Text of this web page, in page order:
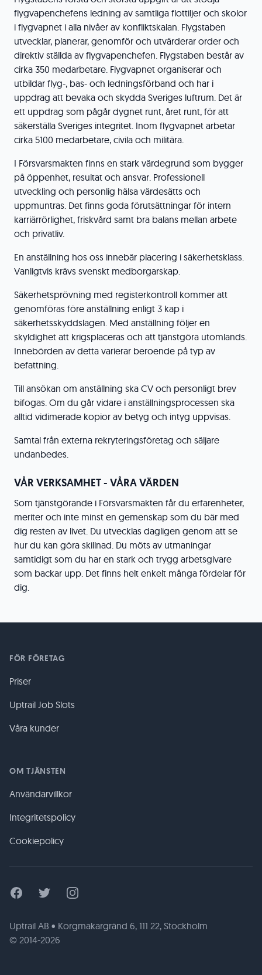
flygvapenchefens ledning av samtliga flottiljer och skolor
i flygvapnet i alla nivåer av konfliktskalan. Flygstaben
utvecklar, planerar, genomför och utvärderar order och
direktiv ställda av flygvapenchefen. Flygstaben består av
cirka 350 medarbetare. Flygvapnet organiserar och
utbildar flyg-, bas- och ledningsförband och har i
uppdrag att bevaka och skydda Sveriges luftrum. Det är
ett uppdrag som pågår dygnet runt, året runt, för att
säkerställa Sveriges integritet. Inom flygvapnet arbetar
cirka 5100 medarbetare, civila och militära.
I Försvarsmakten finns en stark värdegrund som bygger
på öppenhet, resultat och ansvar. Professionell
utveckling och personlig hälsa värdesätts och
uppmuntras. Det finns goda förutsättningar för intern
karriärrörlighet, friskvård samt bra balans mellan arbete
och privatliv.
En anställning hos oss innebär placering i säkerhetsklass.
Vanligtvis krävs svenskt medborgarskap.
Säkerhetsprövning med registerkontroll kommer att
genomföras före anställning enligt 3 kap i
säkerhetsskyddslagen. Med anställning följer en
skyldighet att krigsplaceras och att tjänstgöra utomlands.
Innebörden av detta varierar beroende på typ av
befattning.
Till ansökan om anställning ska CV och personligt brev
bifogas. Om du går vidare i anställningsprocessen ska
alltid vidimerade kopior av betyg och intyg uppvisas.
Samtal från externa rekryteringsföretag och säljare
undanbedes.
VÅR VERKSAMHET - VÅRA VÄRDEN
Som tjänstgörande i Försvarsmakten får du erfarenheter,
meriter och inte minst en gemenskap som du bär med
dig resten av livet. Du utvecklas dagligen genom att se
hur du kan göra skillnad. Du möts av utmaningar
samtidigt som du har en stark och trygg arbetsgivare
som backar upp. Det finns helt enkelt många fördelar för
dig.
FÖR FÖRETAG
Priser
Uptrail Job Slots
Våra kunder
OM TJÄNSTEN
Användarvillkor
Integritetspolicy
Cookiepolicy
FacebookTwitter Instagram
Uptrail AB • Korgmakargränd 6, 111 22, Stockholm
© 2014-2026